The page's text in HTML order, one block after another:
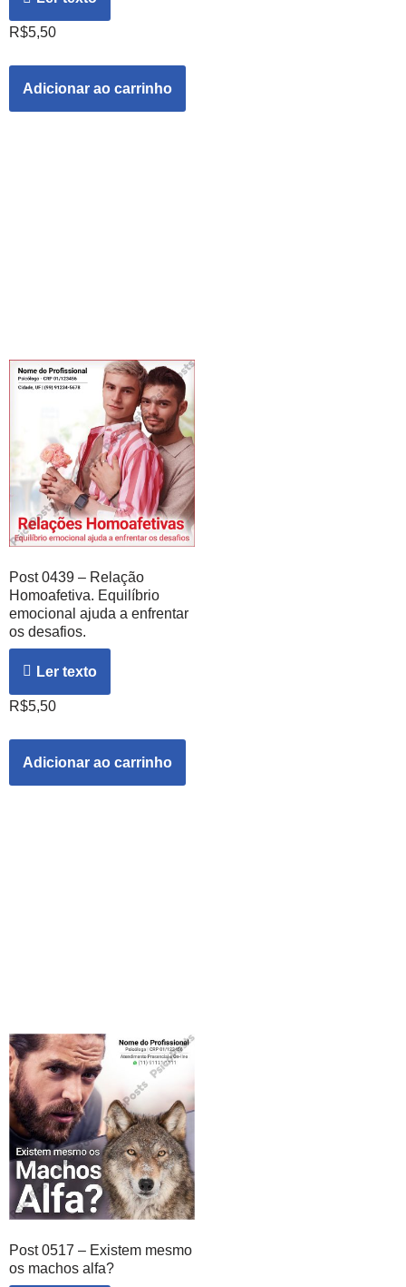
R$5,50
Adicionar ao carrinho
Post 0439 – Relação
Homoafetiva. Equilíbrio
emocional ajuda a enfrentar
os desafios.
Ler texto
R$5,50
Adicionar ao carrinho
Post 0517 – Existem mesmo
os machos alfa?